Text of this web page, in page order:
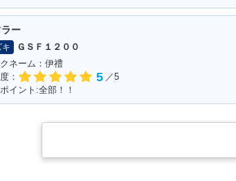
ー
キ
ＧＳＦ１２００
ネーム：伊禮
：
5 ／5
イント:全部！！